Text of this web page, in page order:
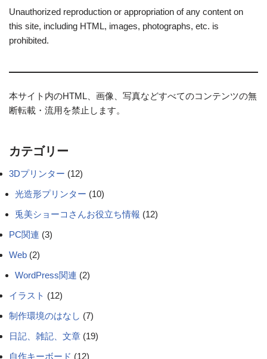
Unauthorized reproduction or appropriation of any content on
this site, including HTML, images, photographs, etc. is
prohibited.
本サイト内のHTML、画像、写真などすべてのコンテンツの無
断転載・流用を禁止します。
カテゴリー
3Dプリンター (12)
光造形プリンター (10)
兎美ショーコさんお役立ち情報 (12)
PC関連 (3)
Web (2)
WordPress関連 (2)
イラスト (12)
制作環境のはなし (7)
日記、雑記、文章 (19)
自作キーボード (12)